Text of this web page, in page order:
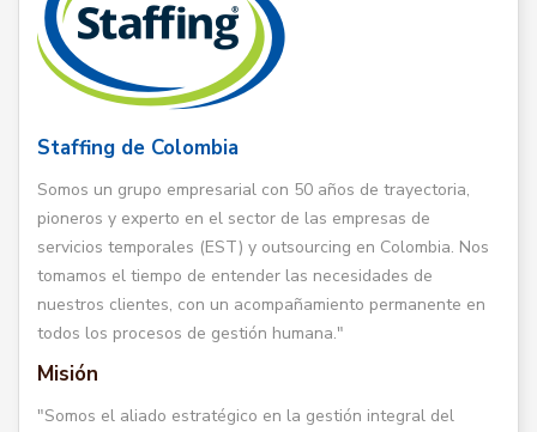
Staffing de Colombia
Somos un grupo empresarial con 50 años de trayectoria,
pioneros y experto en el sector de las empresas de
servicios temporales (EST) y outsourcing en Colombia. Nos
tomamos el tiempo de entender las necesidades de
nuestros clientes, con un acompañamiento permanente en
todos los procesos de gestión humana."
Misión
"Somos el aliado estratégico en la gestión integral del